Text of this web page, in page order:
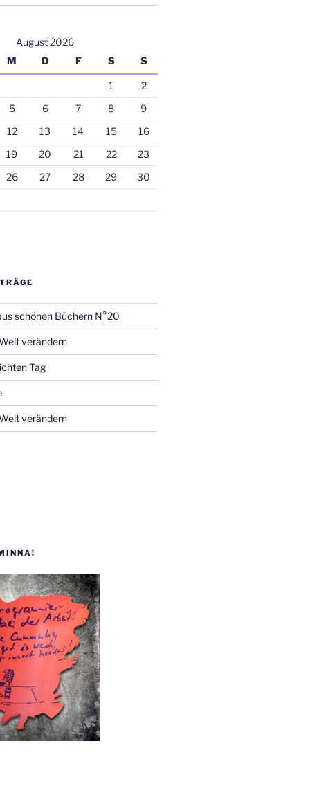
August 2026
M
D F S S
1
2
5
6 7 8
9
12
13 14 15
16
19
20 21 22
23
26
27 28 29 30
schönen Büchern N°20
verändern
Tag
verändern